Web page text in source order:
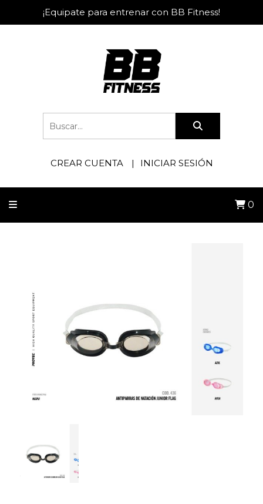
¡Equipate para entrenar con BB Fitness!
CREAR CUENTA INICIAR SESIÓN
0